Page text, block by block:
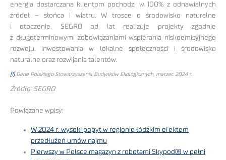
energia dostarczana klientom pochodzi w 100% z odnawialnych
źródeł – słońca i wiatru. W trosce o środowisko naturalne
i otoczenie, SEGRO od lat realizuje projekty zgodnie
z długoterminowymi zobowiązaniami wspierania niskoemisyjnego
rozwoju, inwestowania w lokalne społeczności i środowisko
naturalne oraz rozwijania talentów.
[1]Dane Polskiego Stowarzyszenia Budynków Ekologicznych, marzec 2024 r.
Źródło: SEGRO
Powiązane wpisy:
W 2024 r. wysoki popyt w regionie łódzkim efektem
przedłużeń umów najmu
Pierwszy w Polsce magazyn z robotami Skypod® w pełni